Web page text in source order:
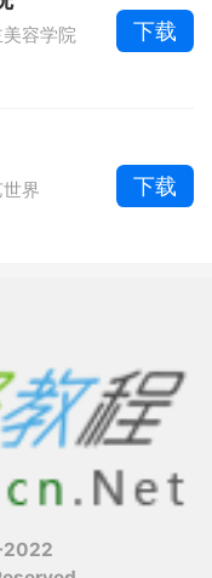
容学院 下载
界 下载